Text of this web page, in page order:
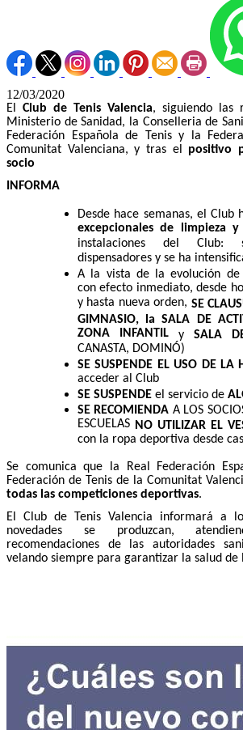
12/03/2020
El Club de Tenis Valencia, siguiendo las
Ministerio de Sanidad, la Conselleria de
Federación Española de Tenis y la
Comunitat Valenciana, y tras el positivo
socio
INFORMA
Desde hace semanas, el Club
excepcionales de limpieza y
instalaciones del Club:
dispensadores y se ha
A la vista de la evolución de
con efecto inmediato, desde
y hasta nueva orden, SE
GIMNASIO, la SALA DE
ZONA INFANTIL y SALA
CANASTA, DOMINÓ)
SE SUSPENDE EL USO DE LA
acceder al Club
SE SUSPENDE el servicio de
SE RECOMIENDA A LOS
ESCUELAS NO UTILIZAR EL
con la ropa deportiva desde
Se comunica que la Real Federación
Federación de Tenis de la Comunitat
todas las competiciones deportivas.
El Club de Tenis Valencia informará a
novedades se produzcan,
recomendaciones de las autoridades
velando siempre para garantizar la salud de